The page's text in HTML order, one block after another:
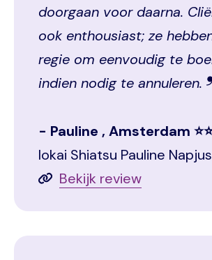
doorgaan voor daarna.
ook enthousiast; ze
regie om eenvoudig te
indien nodig te annuleren.
Pauline , Amsterdam
Iokai Shiatsu Pauline Napjus
Bekijk review